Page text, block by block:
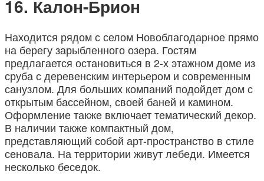
Калон-Брион
Находится рядом с селом Новоблагодарное прямо
на берегу зарыбленного озера. Гостям
предлагается остановиться в 2-х этажном доме из
сруба с деревенским интерьером и современным
санузлом. Для больших компаний подойдет дом с
открытым бассейном, своей баней и камином.
Оформление также включает тематический декор.
В наличии также компактный дом,
представляющий собой арт-пространство в стиле
сеновала. На территории живут лебеди. Имеется
несколько беседок.